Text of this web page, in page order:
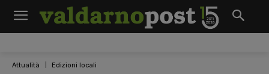
Attualità Edizioni locali